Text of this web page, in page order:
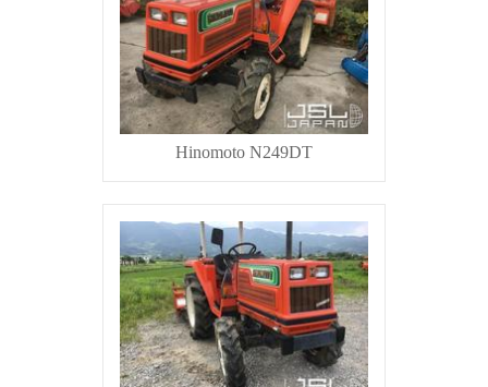
Hinomoto N249DT